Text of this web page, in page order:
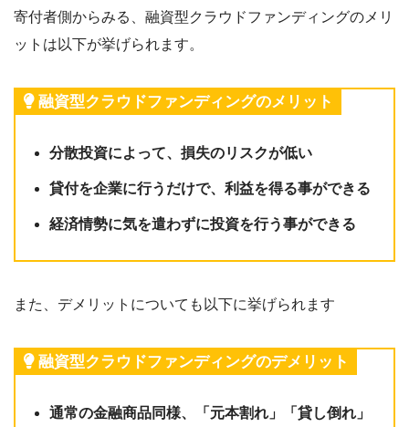
寄付者側からみる、融資型クラウドファンディングのメリ
ットは以下が挙げられます。
融資型クラウドファンディングのメリット
分散投資によって、損失のリスクが低い
貸付を企業に行うだけで、利益を得る事ができる
経済情勢に気を遣わずに投資を行う事ができる
また、デメリットについても以下に挙げられます
融資型クラウドファンディングのデメリット
通常の金融商品同様、「元本割れ」「貸し倒れ」